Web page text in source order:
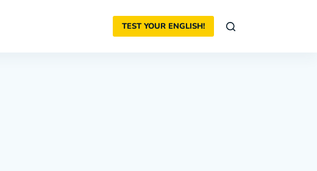
TEST YOUR ENGLISH!